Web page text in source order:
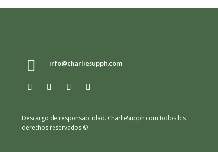
 info@charliesupph.com
Descargo de responsabilidad. CharlieSupph.com todos los
derechos reservados ©